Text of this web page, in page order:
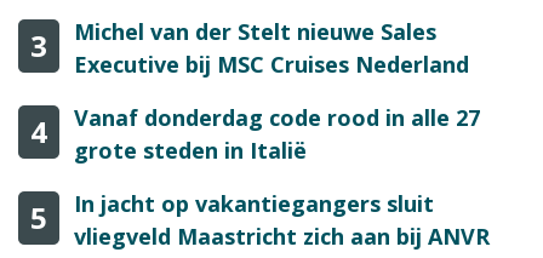
3
Michel van der Stelt nieuwe Sales
Executive bij MSC Cruises Nederland
4
Vanaf donderdag code rood in alle 27
grote steden in Italië
5
In jacht op vakantiegangers sluit
vliegveld Maastricht zich aan bij ANVR